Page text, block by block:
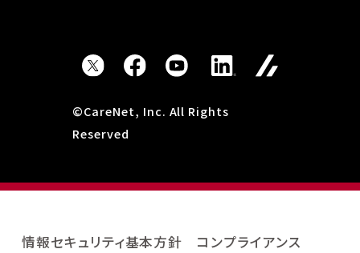
©CareNet, Inc. All Rights
Reserved
情報セキュリティ基本方針
コンプライアンス